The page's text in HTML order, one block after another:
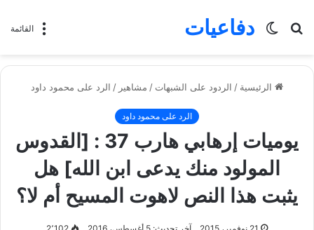
القائمة دفاعيات
بحث
الوضع
الرئيسية / الردود على الشبهات / مشاهير / الرد على محمود داود
الرد على محمود داود
يوميات إرهابي هارب 37 : [القدوس
المولود منك يدعى ابن الله] هل
يثبت هذا النص لاهوت المسيح أم لا؟